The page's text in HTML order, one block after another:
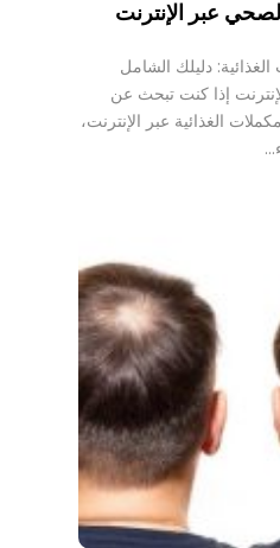
عبر الإنترنت
دليلك الشامل
إذا كنت تبحث عن
الغذائية عبر الإنترنت،